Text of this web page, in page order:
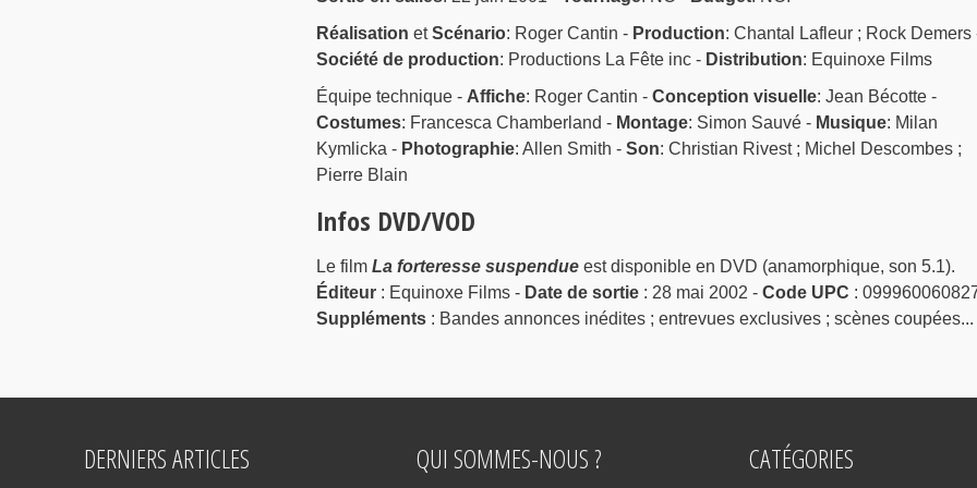
Réalisation etScénario: Roger Cantin - Production: Chantal Lafleur ; Rock Demers
Société de production: Productions La Fête inc - Distribution: Equinoxe Films
Équipe technique - Affiche: Roger Cantin - Conception visuelle: Jean Bécotte -
Costumes: Francesca Chamberland - Montage: Simon Sauvé - Musique: Milan
Kymlicka - Photographie: Allen Smith - Son: Christian Rivest ; Michel Descombes ;
Pierre Blain
Infos DVD/VOD
Le film La forteresse suspendueest disponible en DVD (anamorphique, son 5.1).
Éditeur: Equinoxe Films - Date de sortie: 28 mai 2002 - Code UPC :
Suppléments: Bandes annonces inédites ; entrevues exclusives ; scènes coupées...
DERNIERS ARTICLES QUI SOMMES-NOUS ? CATÉGORIES